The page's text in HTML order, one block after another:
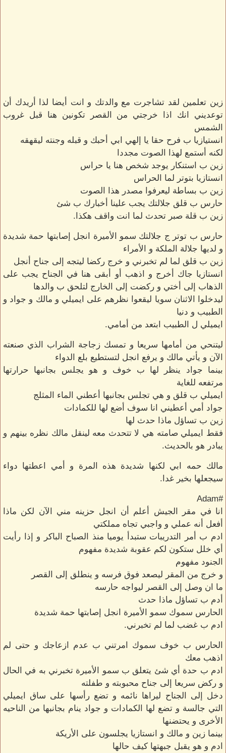
زين تعلمين لقد تشاجرت مع والدتك و انت أيضا لذا أريدك أن
توعديني انك اذا خرجتي من القصر تكونين هنا قبل غروب
الشمس
انستيازيا ب فرح حقا يا إلهي ابي أحبك و قبله وجنته ليقهقه
لكنه أستمع لهذا الصوت مجددا
زين ب استنكار يوجد شخص هنا يا حراس
انستازيا بتوتر لما الحراس
زين ب بساطة ليعرفوا مصدر هذا الصوت
حارس ب قلق جلالتك يجب علينا أخبارك ب شئ
زين ب قلة صبر تحدث لما انت واقف هكذا.
حارس ب توتر ج جلالتك سمو الأميرة انجل إصابتها حمة شديدة
و لديها جلالة الملكة و الأمراء
زين ب قلق لما لم تخبرني و خرج ركضا ليتجه إلى جناح أنجل
انستازيا جاك أخرج و اذهب أو أبقى هنا في الجناح يجب على
الذهاب إلى أختي و ركضت إلى الخارج لتلحق ب والدها
ليدخلوا الاثنان سويا ليقعوا نظرهم على ايميلي و مالك و جواد و
الطبيب و دنيا
ايميلي ل الطبيب ابتعد من أمامي.
ليتنحي من أمامها سريعا و تمسك زجاجة الشراب الذي صنعته
الآن و يأتي مالك و يرفع انجل لتستطيع بلع الدواء
بينما جواد ينظر لها ب خوف و هو يجلس بجانبها حرارتها
مرتفعه للغاية
ايميلي ب قلق و هي تجلس بجانبها أعطني الماء المثلج
جواد أمي أعطيني انا سوف أضع لها للكمادات
زين ب تساؤل ماذا حدث لها
فقط ايميلي صامته هي لا تتحدث معه لينقل مالك نظره بينهم و
يبادر هو بالحديث.
مالك حمه ابي لكنها شديدة هذه المرة و أمي اعطتها دواء
سيجعلها بخير غدا.
#Adam
انا في مقر الجيش أعلم أن انجل حزينه مني الآن لكن ماذا
أفعل أنه عملي و واجبي تجاه مملكتي
ادم ب أمر التدريبات ستبدأ يوميا منذ الصباح الباكر و إذا رأيت
أي خلل ستكون لكم عقوبة شديدة مفهوم
الجنود مفهوم
و خرج من المقر ليصعد فوق فرسه و ينطلق إلى القصر
ما ان وصل إلى القصر ليواجه حارسه
أدم ب تساؤل ماذا حدث
الحارس سموك سمو الأميرة انجل إصابتها حمة شديدة
ادم ب غضب لما لم تخبرني.
الحارس ب خوف سموك امرتني ب عدم ازعاجك و حتى لم
اذهب معك
ادم ب حدة أي شئ يتعلق ب سمو الأميرة تخبرني به في الحال
و ركض سريعا إلى جناح محبوبته و طفلته
دخل إلى الجناح ليراها نائمه و تضع رأسها على ساق ايميلي
التي جالسة و تضع لها الكمادات و جواد ينام بجانبها من الناحيه
الأخرى و يحتضنها
بينما زين و مالك و انستازيا يجلسون على الأريكة
ادم و هو يقبل جبهتها كيف حالها